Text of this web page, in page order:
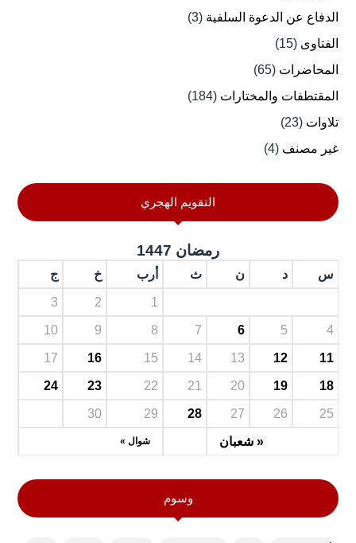
الدفاع عن الدعوة السلفية (3)
الفتاوى (15)
المحاضرات (65)
المقتطفات والمختارات (184)
تلاوات (23)
غير مصنف (4)
التقويم الهجري
رمضان 1447
س د ن ث أرب خ ج
« شعبان شوال »
1
2
3
4
5
6
7
8
9
10
11
12
13
14
15
16
17
18
19
20
21
22
23
24
25
26
27
28
29
30
وسوم